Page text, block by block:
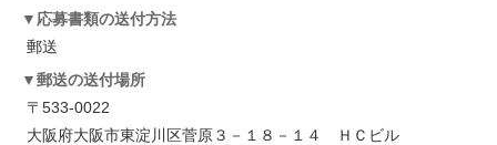
応募書類の送付方法
郵送
郵送の送付場所
〒533-0022
大阪府大阪市東淀川区菅原３－１８－１４ ＨＣビル